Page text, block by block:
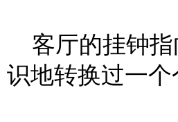
客厅的挂钟指
识地转换过一个